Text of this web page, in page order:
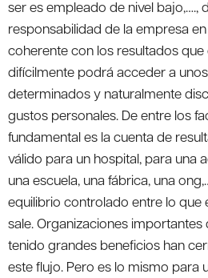
ser es empleado de nivel bajo,….,
responsabilidad de la empresa
coherente con los resultados
difícilmente podrá acceder a
determinados y naturalmente
gustos personales. De entre los
fundamental es la cuenta de
válido para un hospital, para una
una escuela, una fábrica, una
equilibrio controlado entre lo que
sale. Organizaciones
tenido grandes beneficios han
este flujo. Pero es lo mismo para